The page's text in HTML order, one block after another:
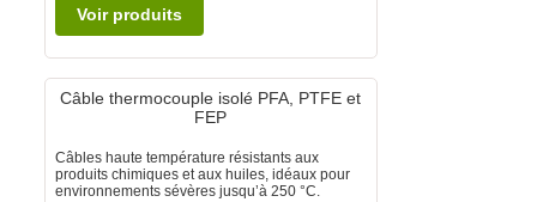
Voir produits
Câble thermocouple isolé PFA, PTFE et
FEP
Câbles haute température résistants aux
produits chimiques et aux huiles, idéaux pour
environnements sévères jusqu’à 250 °C.